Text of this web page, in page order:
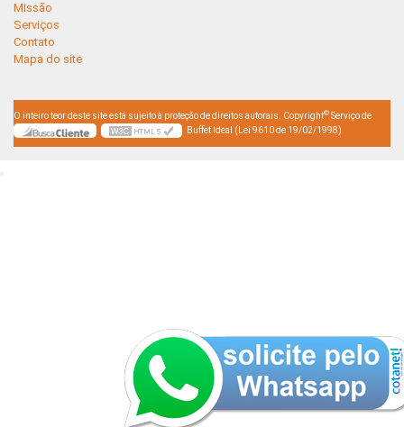
Missão
Serviços
Contato
Mapa do site
O inteiro teor deste site está sujeito à proteção de direitos autorais. Copyright© Serviço de
Buffet Ideal (Lei 9610 de 19/02/1998)